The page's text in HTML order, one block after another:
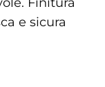
e sicura